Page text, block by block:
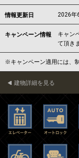
情報更新日 2026年
キャンペーン情報
キャン
て頂き
※キャンペーン適用には、
建物詳細を見る